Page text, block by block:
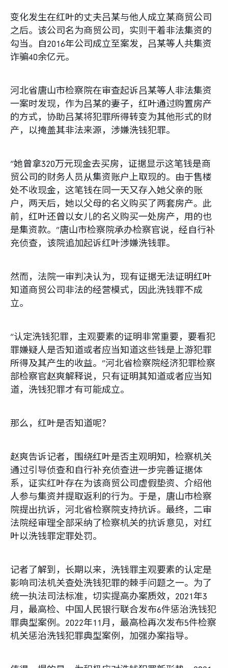
变化发生在红叶的丈夫吕某与他人成立某商贸公司
之后。该公司名为商贸公司，实则干着非法集资的
勾当。自2016年公司成立至案发，吕某等人共集资
诈骗40余亿元。
河北省唐山市检察院在审查起诉吕某等人非法集资
一案时发现，作为吕某的妻子，红叶通过购置房产
的方式，协助吕某将犯罪所得转变为其他形式的财
产，以掩盖其非法来源，涉嫌洗钱犯罪。
“她曾拿320万元现金去买房，证据显示这笔钱是商
贸公司的财务人员从集资账户上取现的。由于售楼
处不收现金，这笔钱在同一天又存入她父亲的账
户，两天后，她以父母的名义购买了两套房产。此
前，红叶还曾以女儿的名义购买一处房产，用的也
是集资款。”唐山市检察院承办检察官说，经自行补
充侦查，该院追加起诉红叶涉嫌洗钱罪。
然而，法院一审判决认为，现有证据无法证明红叶
知道商贸公司非法的经营模式，因此洗钱罪不成
立。
“认定洗钱犯罪，主观要素的证明非常重要，要看犯
罪嫌疑人是否知道或者应当知道这些钱是上游犯罪
所得及其产生的收益。”河北省检察院经济犯罪检察
部检察官赵爽解释说，只有证明其知道或者应当知
道，洗钱犯罪才有可能成立。
那么，红叶是否知道呢？
赵爽告诉记者，围绕红叶是否主观明知，检察机关
通过引导侦查和自行补充侦查进一步完善证据体
系，证实红叶存在为该商贸公司虚假垫资、介绍他
人参与集资并提取返利的行为。于是，唐山市检察
院提出抗诉，河北省检察院支持抗诉。最终，二审
法院经审理全部采纳了检察机关的抗诉意见，对红
叶以洗钱罪定罪处罚。
记者了解到，长期以来，洗钱罪主观要素的认定是
影响司法机关查处洗钱犯罪的棘手问题之一。为了
统一执法司法标准，切实提高办案质效，2021年3
月，最高检、中国人民银行联合发布6件惩治洗钱犯
罪典型案例。2022年11月，最高检再次发布5件检察
机关惩治洗钱犯罪典型案例，加强办案指导。